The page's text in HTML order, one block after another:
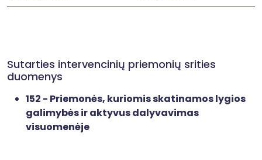
Sutarties intervencinių priemonių srities
duomenys
152 - Priemonės, kuriomis skatinamos lygios
galimybės ir aktyvus dalyvavimas
visuomenėje